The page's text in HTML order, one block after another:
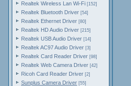
Realtek Wireless Lan Wi-Fi [152]
Realtek Bluetooth Driver [54]
Realtek Ethernet Driver [80]
Realtek HD Audio Driver [215]
Realtek USB Audio Driver [14]
Realtek AC97 Audio Driver [3]
Realtek Card Reader Driver [98]
Realtek Web Camera Driver [42]
Ricoh Card Reader Driver [2]
Sunplus Camera Driver [55]